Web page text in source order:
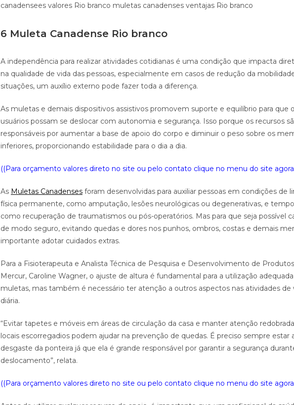
canadensees valores Rio branco muletas canadenses ventajas Rio branco
6 Muleta Canadense Rio branco
A independência para realizar atividades cotidianas é uma condição que impacta
na qualidade de vida das pessoas, especialmente em casos de redução da
situações, um auxílio externo pode fazer toda a diferença.
As muletas e demais dispositivos assistivos promovem suporte e equilíbrio para que
usuários possam se deslocar com autonomia e segurança. Isso porque os recursos
responsáveis por aumentar a base de apoio do corpo e diminuir o peso sobre os
inferiores, proporcionando estabilidade para o dia a dia.
((Para orçamento valores direto no site ou pelo contato clique no menu do site agora
As Muletas Canadenses foram desenvolvidas para auxiliar pessoas em condições de
física permanente, como amputação, lesões neurológicas ou degenerativas, e
como recuperação de traumatismos ou pós-operatórios. Mas para que seja possível
de modo seguro, evitando quedas e dores nos punhos, ombros, costas e demais
importante adotar cuidados extras.
Para a Fisioterapeuta e Analista Técnica de Pesquisa e Desenvolvimento de
Mercur, Caroline Wagner, o ajuste de altura é fundamental para a utilização
muletas, mas também é necessário ter atenção a outros aspectos nas atividades de
diária.
“Evitar tapetes e móveis em áreas de circulação da casa e manter atenção
locais escorregadios podem ajudar na prevenção de quedas. É preciso sempre estar
desgaste da ponteira já que ela é grande responsável por garantir a segurança
deslocamento”, relata.
((Para orçamento valores direto no site ou pelo contato clique no menu do site agora